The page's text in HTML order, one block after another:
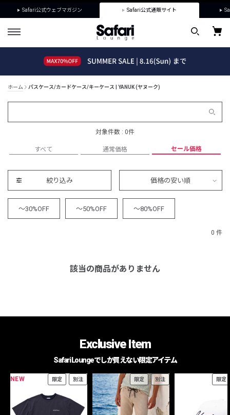
Safari公式ウェブマガジン Safari公式通販サイト
ホーム パスケース/カードケース/キーケース | YANUK (ヤヌーク)
対象件数 : 0件
すべて 通常価格 セール価格
絞り込み 価格の安い順
～30%OFF ～50%OFF ～80%OFF
0 件
該当の商品がありません
Exclusive Item
Safari Loungeでしか買えない限定アイテム
NEW 限定 別注 限定 別注 限定